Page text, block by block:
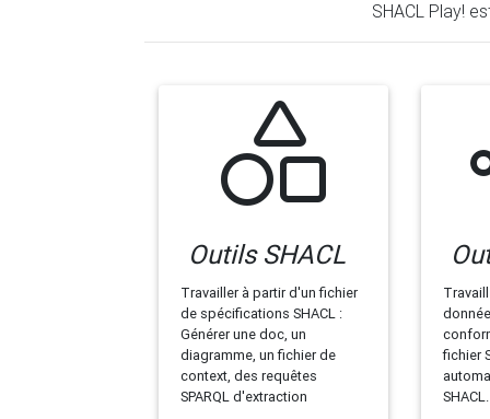
SHACL Play!
Outils SHACL
Travailler à partir d'un fichier
de spécifications SHACL :
Générer une doc, un
diagramme, un fichier de
context, des requêtes
SPARQL d'extraction
fichier
SHACL.